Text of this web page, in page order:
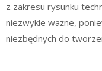
z zakresu rysunku
niezwykle ważne,
niezbędnych do